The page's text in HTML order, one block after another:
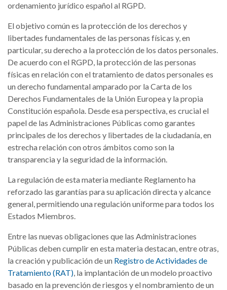
ordenamiento jurídico español al RGPD.
El objetivo común es la protección de los derechos y
libertades fundamentales de las personas físicas y, en
particular, su derecho a la protección de los datos personales.
De acuerdo con el RGPD, la protección de las personas
físicas en relación con el tratamiento de datos personales es
un derecho fundamental amparado por la Carta de los
Derechos Fundamentales de la Unión Europea y la propia
Constitución española. Desde esa perspectiva, es crucial el
papel de las Administraciones Públicas como garantes
principales de los derechos y libertades de la ciudadanía, en
estrecha relación con otros ámbitos como son la
transparencia y la seguridad de la información.
La regulación de esta materia mediante Reglamento ha
reforzado las garantías para su aplicación directa y alcance
general, permitiendo una regulación uniforme para todos los
Estados Miembros.
Entre las nuevas obligaciones que las Administraciones
Públicas deben cumplir en esta materia destacan, entre otras,
la creación y publicación de un Registro de Actividades de
Tratamiento (RAT), la implantación de un modelo proactivo
basado en la prevención de riesgos y el nombramiento de un